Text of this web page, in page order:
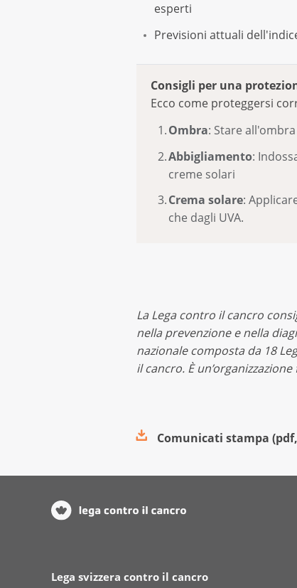
esperti
Previsioni attuali
Consigli per una
Ecco come proteggersi
Ombra: Stare
Abbigliamento:
creme solari
Crema solare:
che dagli UVA.
La Lega contro il cancro
nella prevenzione e nella
nazionale composta da 18
il cancro. È
Comunicati stampa (pdf,
Lega svizzera contro il cancro